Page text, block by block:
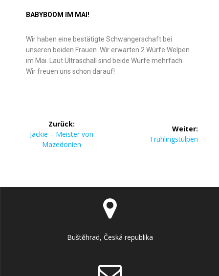
BABYBOOM IM MAI!
Wir haben eine bestätigte Schwangerschaft bei
unseren beiden Frauen. Wir erwarten 2 Würfe Welpen
im Mai.
Laut Ultraschall sind beide Würfe mehrfach.
Wir freuen uns schon darauf!
Zurück:
Jackie – Meister von
Mazedonien
Weiter:
Frühlingstulpen
Buštěhrad, Česká republika